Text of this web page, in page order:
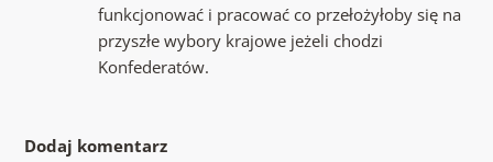
funkcjonować i pracować co przełożyłoby się na
przyszłe wybory krajowe jeżeli chodzi
Konfederatów.
Dodaj komentarz